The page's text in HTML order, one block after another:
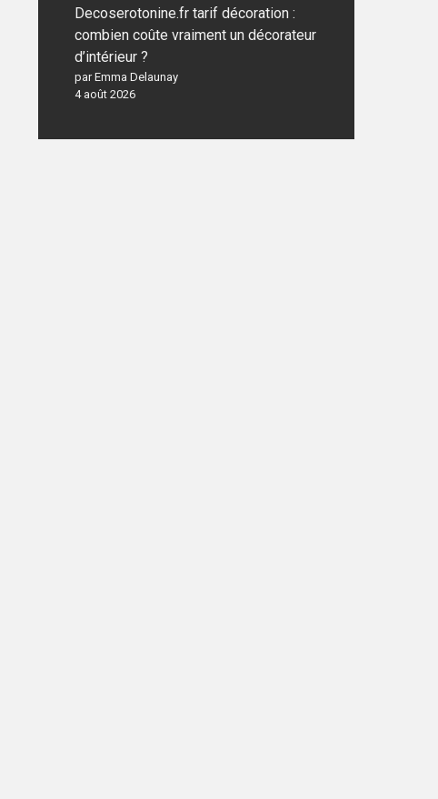
Decoserotonine.fr tarif décoration :
combien coûte vraiment un décorateur
d’intérieur ?
par Emma Delaunay
4 août 2026